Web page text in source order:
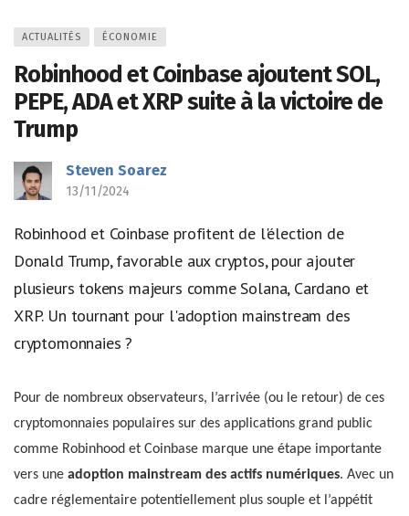
ACTUALITÉS ÉCONOMIE
Robinhood et Coinbase ajoutent SOL,
PEPE, ADA et XRP suite à la victoire de
Trump
Steven Soarez
13/11/2024
Robinhood et Coinbase profitent de l'élection de
Donald Trump, favorable aux cryptos, pour ajouter
plusieurs tokens majeurs comme Solana, Cardano et
XRP. Un tournant pour l'adoption mainstream des
cryptomonnaies ?
Pour de nombreux observateurs, l’arrivée (ou le retour) de ces
cryptomonnaies populaires sur des applications grand public
comme Robinhood et Coinbase marque une étape importante
vers une adoption mainstream des actifs numériques. Avec un
cadre réglementaire potentiellement plus souple et l’appétit